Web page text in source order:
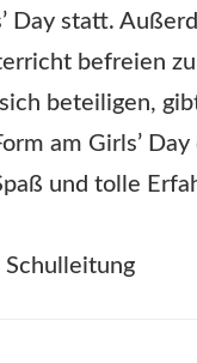
Day statt.
befreien
beteiligen,
am Girls’
und tolle